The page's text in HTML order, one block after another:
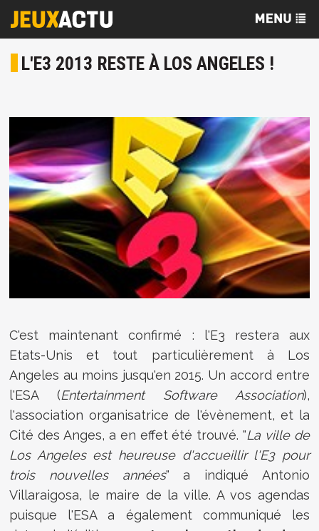
L'E3 2013 RESTE À LOS ANGELES !
C'est maintenant confirmé : l'E3 restera aux
Etats-Unis et tout particulièrement à Los
Angeles au moins jusqu'en 2015. Un accord entre
l'ESA (Entertainment Software Association),
l'association organisatrice de l'évènement, et la
Cité des Anges, a en effet été trouvé. "La ville de
Los Angeles est heureuse d'accueillir l'E3 pour
trois nouvelles années" a indiqué Antonio
Villaraigosa, le maire de la ville. A vos agendas
puisque l'ESA a également communiqué les